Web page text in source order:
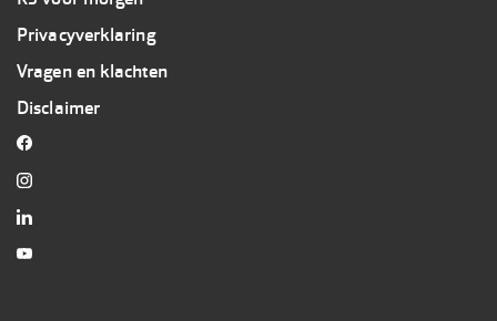
3
K3
Privacyverklaring
Vragen en klachten
Disclaimer